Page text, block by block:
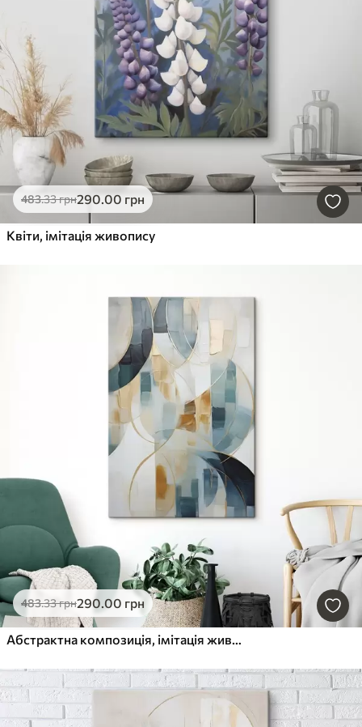
483.33грн290.00 грн
Квіти, імітація живопису
483.33грн290.00 грн
Абстрактна композиція, імітація живопису